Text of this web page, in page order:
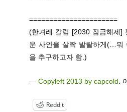
======================
(한겨레 칼럼 [2030 잠금해제]
운 사안을 살짝 발랄하게(…뭐
을 추구하고자 함.)
— Copyleft 2013 by capcold .
Reddit